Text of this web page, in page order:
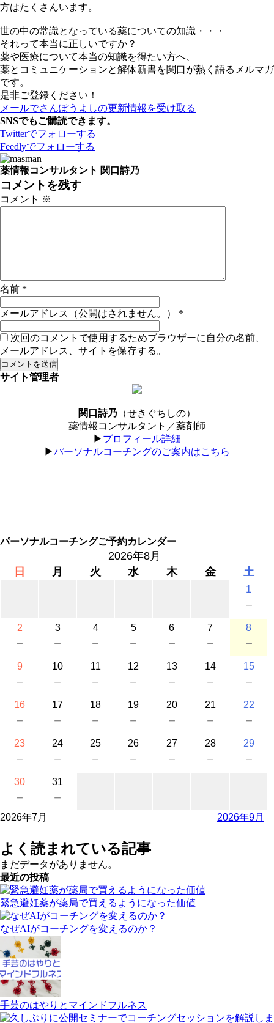
方はたくさんいます。
世の中の常識となっている薬についての知識・・・
それって本当に正しいですか？
薬や医療について本当の知識を得たい方へ、
薬とコミュニケーションと解体新書を関口が熱く語るメルマガ
です。
是非ご登録ください！
メールでさんぽうよしの更新情報を受け取る
SNSでもご購読できます。
Twitterでフォローする
Feedlyでフォローする
薬情報コンサルタント 関口詩乃
コメントを残す
コメント ※
名前 *
メールアドレス（公開はされません。） *
次回のコメントで使用するためブラウザーに自分の名前、
メールアドレス、サイトを保存する。
サイト管理者
関口詩乃 （せきぐちしの）
薬情報コンサルタント／薬剤師
▶︎ プロフィール詳細
▶︎パーソナルコーチングのご案内はこちら
パーソナルコーチングご予約カレンダー
2026年8月
日
月 火 水 木 金 土
1
－
2
－
3
－
4
－
5
－
6
－
7
－
8
－
9
－
10
－
11
－
12
－
13
－
14
－
15
－
16
－
17
－
18
－
19
－
20
－
21
－
22
－
23
－
24
－
25
－
26
－
27
－
28
－
29
－
30
－
31
－
2026年7月 2026年9月
よく読まれている記事
まだデータがありません。
最近の投稿
緊急避妊薬が薬局で買えるようになった価値
なぜAIがコーチングを変えるのか？
手芸のはやりとマインドフルネス